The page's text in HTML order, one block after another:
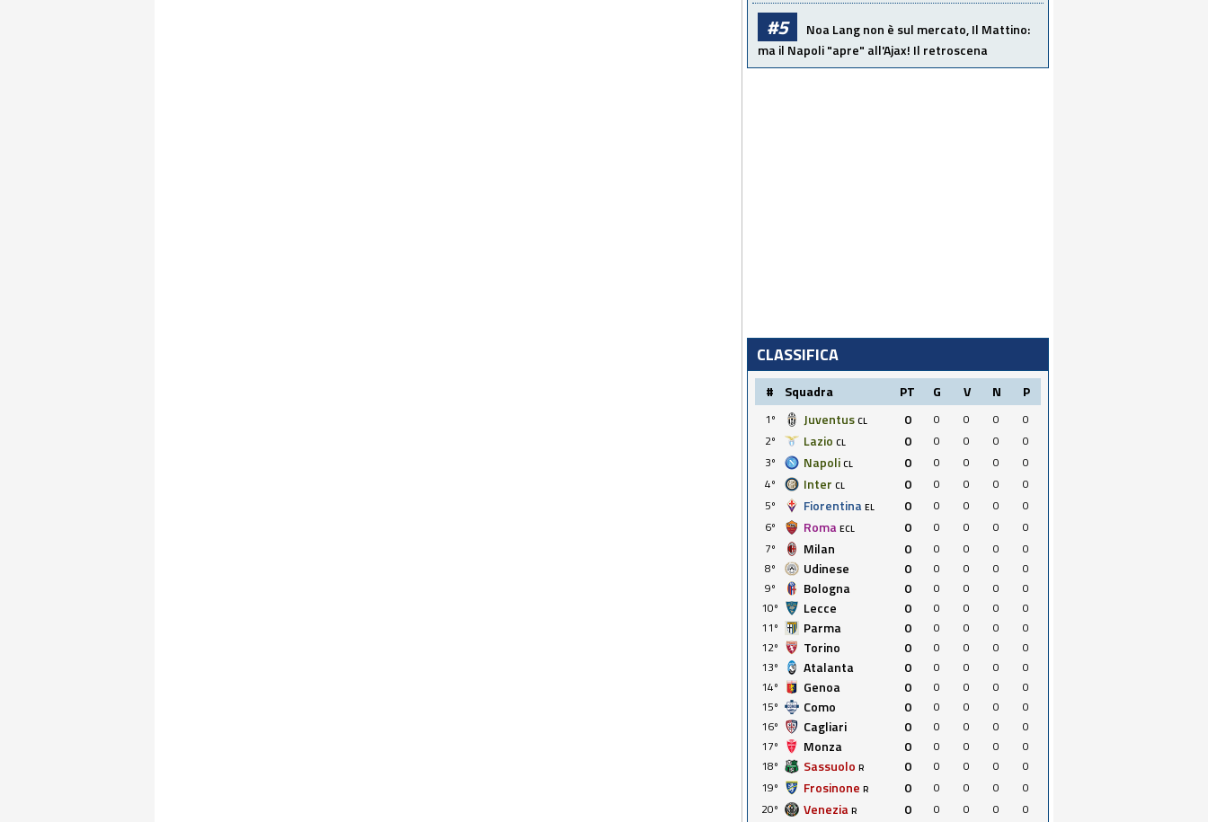
#5 Noa Lang non è sul mercato, Il Mattino:
ma il Napoli "apre" all'Ajax! Il retroscena
CLASSIFICA
# Squadra PT G V N P
1º Juventus CL 0 0 0 0
0
2º
Lazio CL 0 0 0 0
0
3º
Napoli CL 0 0 0 0
0
4º
Inter CL 0 0 0 0
0
5º
Fiorentina EL 0 0 0 0
0
6º
Roma ECL 0 0 0 0
0
7º
Milan 0 0 0 0
0
8º
Udinese 0 0 0 0
0
9º
Bologna 0 0 0 0
0
10º
Lecce 0 0 0 0
0
11º
Parma 0 0 0 0
0
12º
Torino 0 0 0 0
0
13º
Atalanta 0 0 0 0
0
14º
Genoa 0 0 0 0
0
15º
Como 0 0 0 0
0
16º
Cagliari 0 0 0 0
0
17º
Monza 0 0 0 0
0
18º
Sassuolo R 0 0 0 0
0
19º
Frosinone R 0 0 0 0
0
20º
Venezia R 0 0 0 0 0